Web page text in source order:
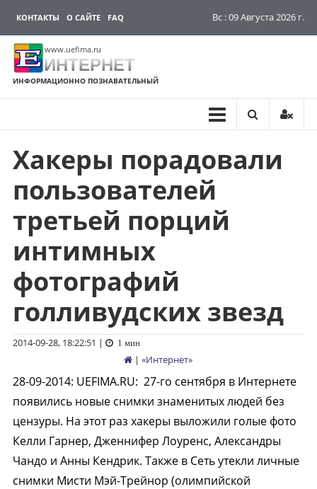
КОНТАКТЫ О САЙТЕ FAQ Вс : 09 Августа 2026 г.
www.uefima.ru
ИНТЕРНЕТ
ИНФОРМАЦИОННО ПОЗНАВАТЕЛЬНЫЙ
Перейти
содержимому
Хакеры порадовали
пользователей
третьей порций
интимных
фотографий
голливудских звезд
2014-09-28, 18:22:51 | 1 мин
| «Интернет»
28-09-2014: UEFIMA.RU: 27-го сентября в Интернете
появились новые снимки знаменитых людей без
цензуры. На этот раз хакеры выложили голые фото
Келли Гарнер, Дженнифер Лоуренс, Александры
Чандо и Анны Кендрик. Также в Сеть утекли личные
снимки Мисти Мэй-Трейнор (олимпийской